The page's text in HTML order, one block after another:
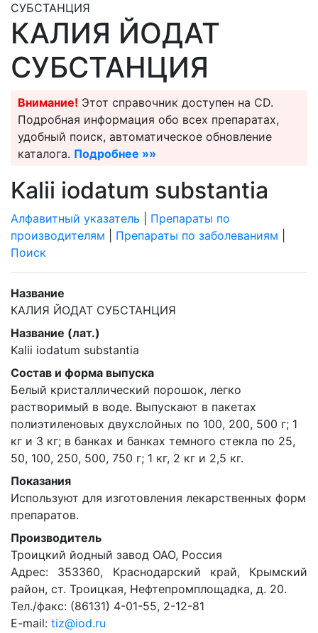
СУБСТАНЦИЯ
КАЛИЯ ЙОДАТ
СУБСТАНЦИЯ
Внимание! Этот справочник доступен на CD.
Подробная информация обо всех препаратах,
удобный поиск, автоматическое обновление
каталога. Подробнее »»
Kalii iodatum substantia
Алфавитный указатель
Препараты по
производителям
Препараты по заболеваниям
Поиск
Название
КАЛИЯ ЙОДАТ СУБСТАНЦИЯ
Название (лат.)
Kalii iodatum substantia
Состав и форма выпуска
Белый кристаллический порошок, легко
растворимый в воде. Выпускают в пакетах
полиэтиленовых двухслойных по 100, 200, 500 г; 1
кг и 3 кг; в банках и банках темного стекла по 25,
50, 100, 250, 500, 750 г; 1 кг, 2 кг и 2,5 кг.
Показания
Используют для изготовления лекарственных форм
препаратов.
Производитель
Троицкий йодный завод ОАО, Россия
Адрес: 353360, Краснодарский край, Крымский
район, ст. Троицкая, Нефтепромплощадка, д. 20.
Тел./факс: (86131) 4-01-55, 2-12-81
E-mail: tiz@iod.ru